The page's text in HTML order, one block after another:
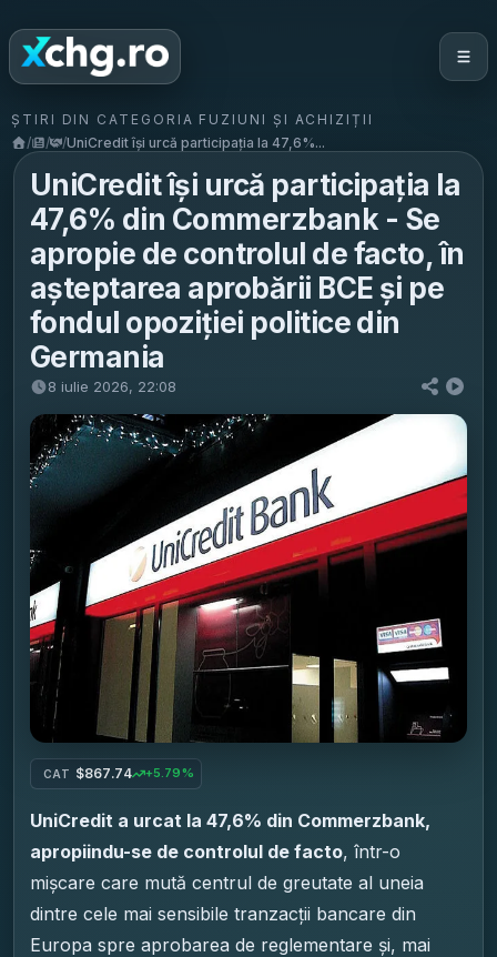
ȘTIRI DIN CATEGORIA FUZIUNI ȘI ACHIZIȚII
/
/ /UniCredit își urcă participația la 47,6%...
UniCredit își urcă participația la
47,6% din Commerzbank - Se
apropie de controlul de facto, în
așteptarea aprobării BCE și pe
fondul opoziției politice din
Germania
8 iulie 2026, 22:08
CAT $867.74 +5.79%
UniCredit a urcat la 47,6% din Commerzbank,
apropiindu-se de controlul de facto, într-o
mișcare care mută centrul de greutate al uneia
dintre cele mai sensibile tranzacții bancare din
Europa spre aprobarea de reglementare și, mai